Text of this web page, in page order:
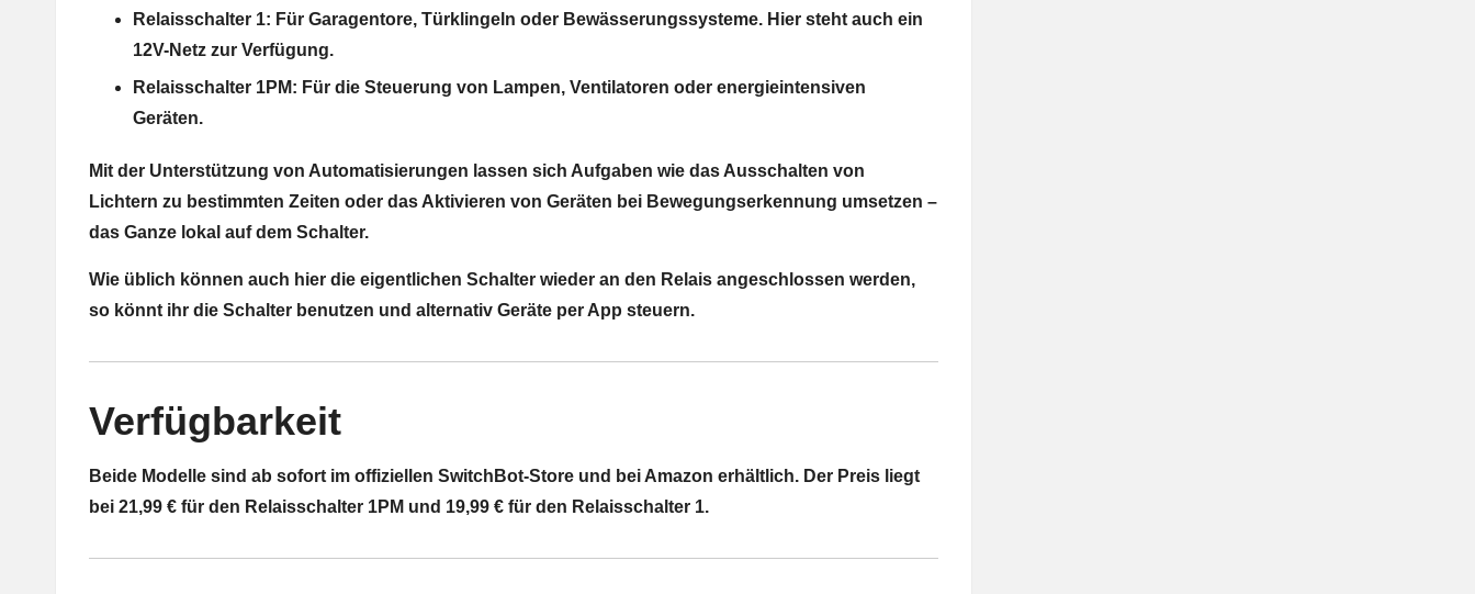
Relaisschalter 1: Für Garagentore, Türklingeln oder Bewässerungssysteme. Hier steht auch ein
12V-Netz zur Verfügung.
Relaisschalter 1PM: Für die Steuerung von Lampen, Ventilatoren oder energieintensiven
Geräten.
Mit der Unterstützung von Automatisierungen lassen sich Aufgaben wie das Ausschalten von
Lichtern zu bestimmten Zeiten oder das Aktivieren von Geräten bei Bewegungserkennung umsetzen –
das Ganze lokal auf dem Schalter.
Wie üblich können auch hier die eigentlichen Schalter wieder an den Relais angeschlossen werden,
so könnt ihr die Schalter benutzen und alternativ Geräte per App steuern.
Verfügbarkeit
Beide Modelle sind ab sofort im offiziellen SwitchBot-Store und bei Amazon erhältlich. Der Preis liegt
bei 21,99 € für den Relaisschalter 1PM und 19,99 € für den Relaisschalter 1.